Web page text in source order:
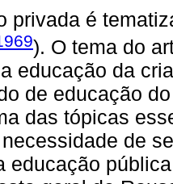
privada é
). O tema do
educação da
de educação
das tópicas
de
educação